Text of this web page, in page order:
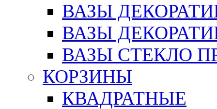
ВАЗЫ
ВАЗЫ
ВАЗЫ СТЕКЛО
КОРЗИНЫ
КВАДРАТНЫЕ